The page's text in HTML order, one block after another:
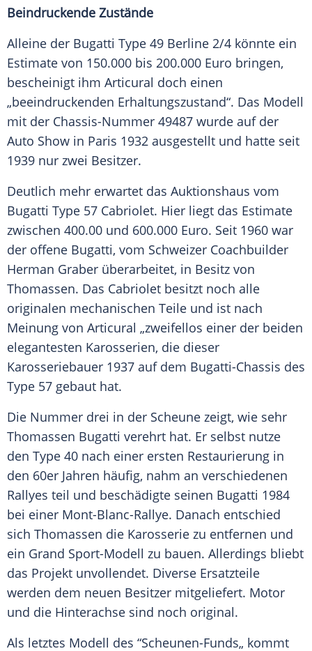
Beindruckende Zustände
Alleine der Bugatti Type 49 Berline 2/4 könnte ein
Estimate von 150.000 bis 200.000 Euro bringen,
bescheinigt ihm Articural doch einen
„beeindruckenden Erhaltungszustand“. Das Modell
mit der Chassis-Nummer 49487 wurde auf der
Auto Show in Paris 1932 ausgestellt und hatte seit
1939 nur zwei Besitzer.
Deutlich mehr erwartet das Auktionshaus vom
Bugatti Type 57 Cabriolet. Hier liegt das Estimate
zwischen 400.00 und 600.000 Euro. Seit 1960 war
der offene Bugatti, vom Schweizer Coachbuilder
Herman Graber überarbeitet, in Besitz von
Thomassen. Das Cabriolet besitzt noch alle
originalen mechanischen Teile und ist nach
Meinung von Articural „zweifellos einer der beiden
elegantesten Karosserien, die dieser
Karosseriebauer 1937 auf dem Bugatti-Chassis des
Type 57 gebaut hat.
Die Nummer drei in der Scheune zeigt, wie sehr
Thomassen Bugatti verehrt hat. Er selbst nutze
den Type 40 nach einer ersten Restaurierung in
den 60er Jahren häufig, nahm an verschiedenen
Rallyes teil und beschädigte seinen Bugatti 1984
bei einer Mont-Blanc-Rallye. Danach entschied
sich Thomassen die Karosserie zu entfernen und
ein Grand Sport-Modell zu bauen. Allerdings bliebt
das Projekt unvollendet. Diverse Ersatzteile
werden dem neuen Besitzer mitgeliefert. Motor
und die Hinterachse sind noch original.
Als letztes Modell des “Scheunen-Funds„ kommt